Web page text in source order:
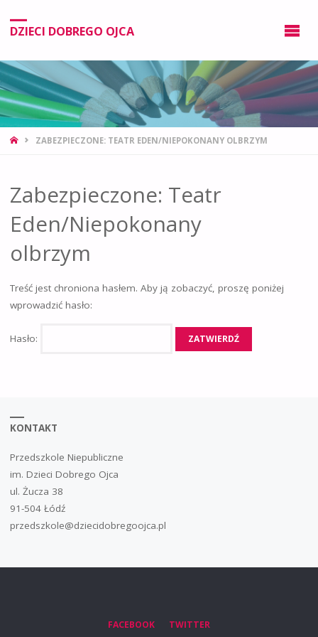
DZIECI DOBREGO OJCA
ZABEZPIECZONE: TEATR EDEN/NIEPOKONANY OLBRZYM
Zabezpieczone: Teatr
Eden/Niepokonany
olbrzym
Treść jest chroniona hasłem. Aby ją zobaczyć, proszę poniżej
wprowadzić hasło:
Hasło:
KONTAKT
Przedszkole Niepubliczne
im. Dzieci Dobrego Ojca
ul. Żucza 38
91-504 Łódź
przedszkole@dziecidobregoojca.pl
FACEBOOK TWITTER